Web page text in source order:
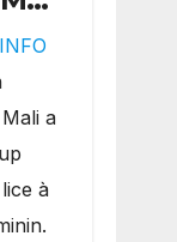
a
à